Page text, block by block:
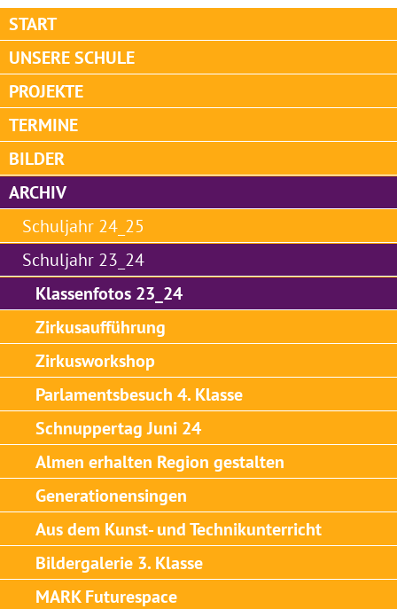
START
UNSERE SCHULE
PROJEKTE
TERMINE
BILDER
ARCHIV
Schuljahr 24_25
Schuljahr 23_24
Klassenfotos 23_24
Zirkusaufführung
Zirkusworkshop
Parlamentsbesuch 4. Klasse
Schnuppertag Juni 24
Almen erhalten Region gestalten
Generationensingen
Aus dem Kunst- und Technikunterricht
Bildergalerie 3. Klasse
MARK Futurespace